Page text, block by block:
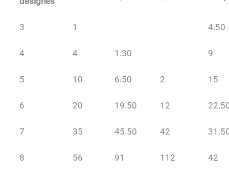
3 1 4.50
4 4 1.30 9
5 10 6.50 2 15
6 20 19.50 12
7 35 45.50 42
8 56 91 112 42